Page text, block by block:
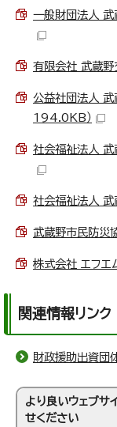
一般財団法人 武
有限会社 武蔵
公益社団法人 武
194.0KB）
社会福祉法人
社会福祉法人
武蔵野市民防災
株式会社 エフ
関連情報リンク
財政援助出資団
より良いウェブサ
せください